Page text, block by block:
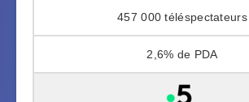
457 000
2,6%